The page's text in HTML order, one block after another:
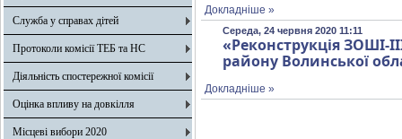
Служба у справах дітей
Протоколи комісії ТЕБ та НС
Діяльність спостережної комісії
Оцінка впливу на довкілля
Місцеві вибори 2020
Докладніше »
Середа, 24 червня 2020 11:11
«Реконструкція ЗОШІ-
району Волинської
Докладніше »